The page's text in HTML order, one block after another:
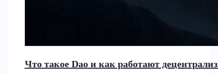
Что такое Dao и как работают